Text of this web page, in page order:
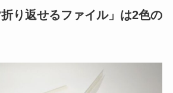
り返せるファイル」は2色の